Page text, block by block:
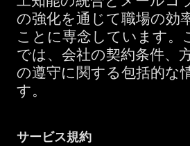
の強化を通じて職場の効
ことに専念しています。
では、会社の契約条件、
の遵守に関する包括的な
す。
サービス規約